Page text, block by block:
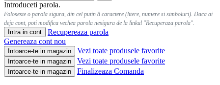
Introduceti parola.
Foloseste o parola sigura, din cel putin 8 caractere (litere, numere si simboluri). Daca ai
deja cont, poti modifica vechea parola nesigura de la linkul "Recuperaza parola".
Intra in cont
Recupereaza parola
Genereaza cont nou
Intoarce-te in magazin Vezi toate produsele favorite
Intoarce-te in magazin Vezi toate produsele favorite
Intoarce-te in magazin Finalizeaza Comanda